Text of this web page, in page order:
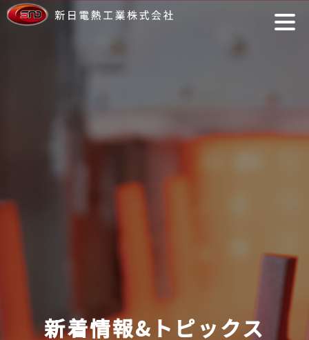
新着情報&トピックス